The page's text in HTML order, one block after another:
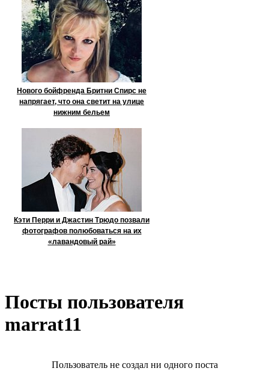
Нового бойфренда Бритни Спирс не
напрягает, что она светит на улице
нижним бельем
Кэти Перри и Джастин Трюдо позвали
фотографов полюбоваться на их
«лавандовый рай»
Посты пользователя
marrat11
Пользователь не создал ни одного поста